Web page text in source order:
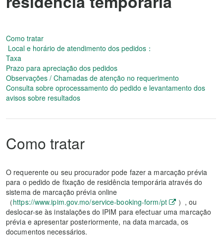
Como tratar
Local e horário de atendimento dos pedidos：
Taxa
Prazo para apreciação dos pedidos
Observações / Chamadas de atenção no requerimento
Consulta sobre oprocessamento do pedido e levantamento dos
avisos sobre resultados
Como tratar
O requerente ou seu procurador pode fazer a marcação prévia
para o pedido de fixação de residência temporária através do
sistema de marcação prévia online
（https://www.ipim.gov.mo/service-booking-form/pt
）, ou
deslocar-se às instalações do IPIM para efectuar uma marcação
prévia e apresentar posteriormente, na data marcada, os
documentos necessários.